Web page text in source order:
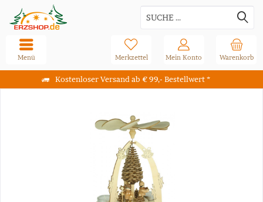
Kostenloser Versand ab € 99,- Bestellwert *
Warenkorb
Merkzettel Mein Konto
Menü